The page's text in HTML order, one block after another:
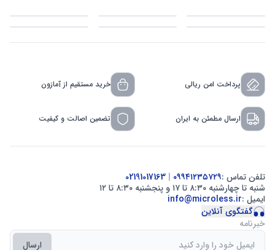
پرداخت امن ریالی خرید مستقیم از آمازون
ارسال مطمئن به ایران تضمین اصالت و کیفیت
تلفن تماس :۰۹۹۴۱۲۳۵۷۲۹ |
شنبه تا چهارشنبه ۸:۳۰ تا ۱۷ و پنجشنبه ۸:۳۰ تا ۱۲
ایمیل :info@microless.ir
گفتگوی آنلاین
خبرنامه
ارسال